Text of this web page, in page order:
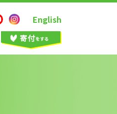
English